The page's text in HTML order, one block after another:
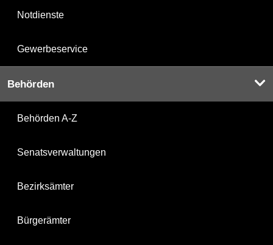
Notdienste
Gewerbeservice
Behörden
Behörden A-Z
Senatsverwaltungen
Bezirksämter
Bürgerämter